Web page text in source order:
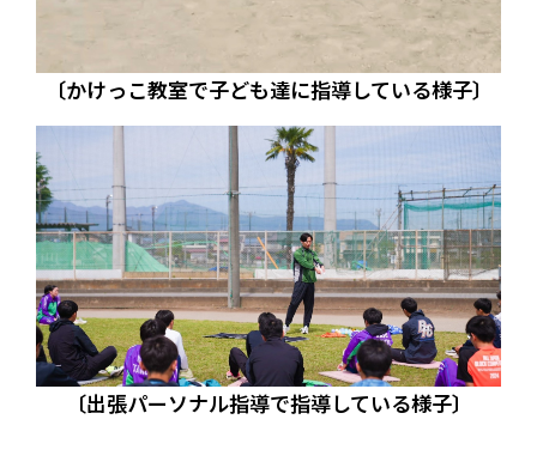
〔かけっこ教室で子ども達に指導している様子〕
〔出張パーソナル指導で指導している様子〕